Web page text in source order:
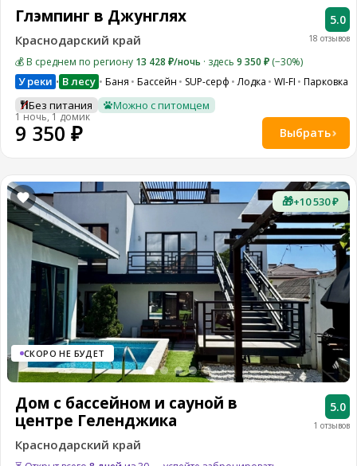
18 отзывов
5.0
Глэмпинг в Джунглях
Краснодарский край
💰 В среднем по региону 13 428 ₽/ночь · здесь 9 350 ₽ (−30%)
У реки • В лесу Баня Бассейн SUP-серф Лодка WI-FI Парковка
Без питания Можно с питомцем
1 ночь, 1 домик
9 350 ₽ Выбрать
🎁+10 530 ₽
СКОРО НЕ БУДЕТ
1 отзывов
5.0
Дом с бассейном и сауной в
центре Геленджика
Краснодарский край